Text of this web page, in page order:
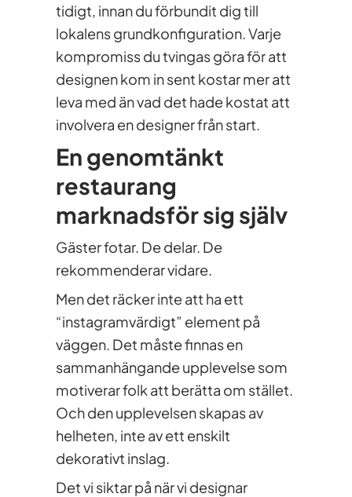
tidigt, innan du förbundit dig till
lokalens grundkonfiguration. Varje
kompromiss du tvingas göra för att
designen kom in sent kostar mer att
leva med än vad det hade kostat att
involvera en designer från start.
En genomtänkt
restaurang
marknadsför sig själv
Gäster fotar. De delar. De
rekommenderar vidare.
Men det räcker inte att ha ett
“instagramvärdigt” element på
väggen. Det måste finnas en
sammanhängande upplevelse som
motiverar folk att berätta om stället.
Och den upplevelsen skapas av
helheten, inte av ett enskilt
dekorativt inslag.
Det vi siktar på när vi designar